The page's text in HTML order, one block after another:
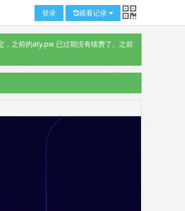
登录 观看记录
，之前的aty.pw 已过期没有续费了。之前